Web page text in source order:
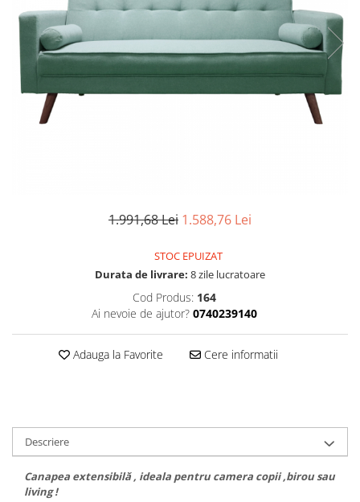
Set mobilier Living
Seturi masa +scaune dining
Tabureti
Seturi dormitoare complete
Suporturi saltea/Somiere/Gratii
pentru pat
1.991,68 Lei 1.588,76 Lei
STOC EPUIZAT
Durata de livrare: 8 zile lucratoare
Cod Produs: 164
Ai nevoie de ajutor? 0740239140
Adauga la Favorite Cere informatii
Descriere
Canapea extensibilă , ideala pentru camera copii ,birou sau
living !